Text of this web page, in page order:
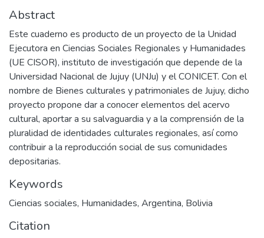
Abstract
Este cuaderno es producto de un proyecto de la Unidad
Ejecutora en Ciencias Sociales Regionales y Humanidades
(UE CISOR), instituto de investigación que depende de la
Universidad Nacional de Jujuy (UNJu) y el CONICET. Con el
nombre de Bienes culturales y patrimoniales de Jujuy, dicho
proyecto propone dar a conocer elementos del acervo
cultural, aportar a su salvaguardia y a la comprensión de la
pluralidad de identidades culturales regionales, así como
contribuir a la reproducción social de sus comunidades
depositarias.
Keywords
Ciencias sociales, Humanidades, Argentina, Bolivia
Citation